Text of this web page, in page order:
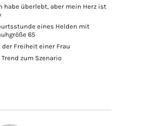
habe überlebt, aber mein Herz ist
eines Helden mit
65
der Freiheit einer Frau
Trend zum Szenario